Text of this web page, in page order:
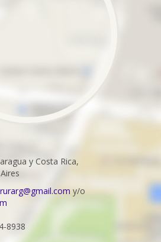
y Costa Rica,
y/o
8938